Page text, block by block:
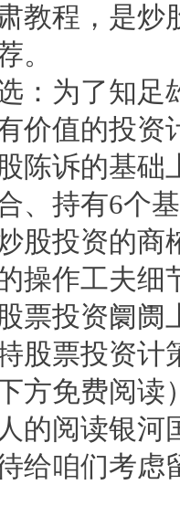
教程，是炒
。
：为了知足
价值的投资
陈诉的基础
、持有6个
股投资的商
操作工夫细
票投资阛阓
股票投资计
方免费阅读）
的阅读银河
给咱们考虑